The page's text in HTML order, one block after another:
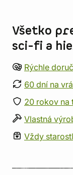
Všetko
sci-fi a
Rýchle
60 dní na
20 rokov na
Vlastná
Vždy